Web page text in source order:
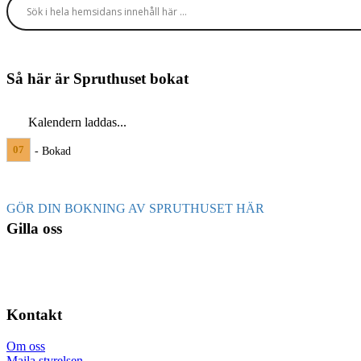
Så här är Spruthuset bokat
Kalendern laddas...
07 - Bokad
GÖR DIN BOKNING AV SPRUTHUSET HÄR
Gilla oss
Kontakt
Om oss